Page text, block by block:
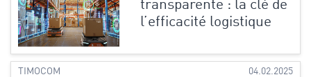
transparente : la clé de
l’efficacité logistique
TIMOCOM
04.02.2025